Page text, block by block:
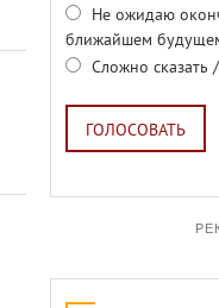
Не ожидаю
ближайшем
Сложно сказать
ГОЛОСОВАТЬ